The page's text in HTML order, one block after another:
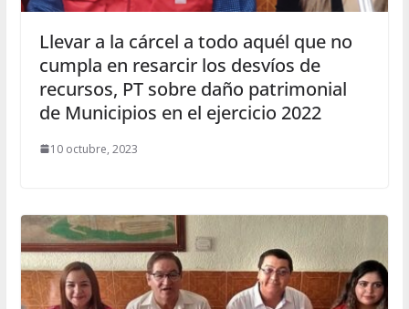
Llevar a la cárcel a todo aquél que no
cumpla en resarcir los desvíos de
recursos, PT sobre daño patrimonial
de Municipios en el ejercicio 2022
10 octubre, 2023